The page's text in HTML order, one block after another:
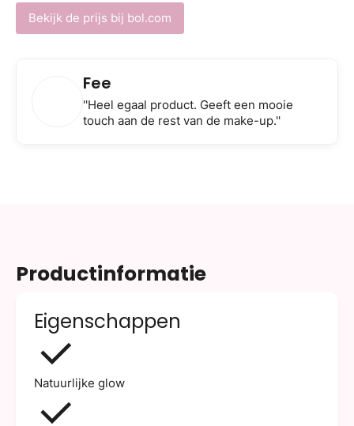
Bekijk de prijs bij bol.com
Fee
''Heel egaal product. Geeft een mooie
touch aan de rest van de make-up.''
Productinformatie
Eigenschappen
Natuurlijke glow